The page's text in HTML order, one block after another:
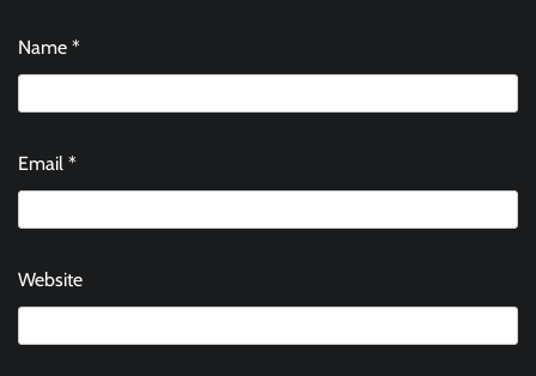
Name *
Email *
Website